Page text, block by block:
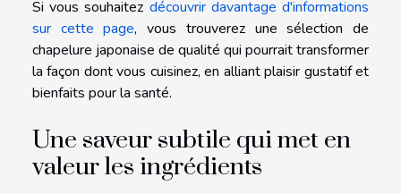
Si vous souhaitez découvrir davantage d'informations
sur cette page, vous trouverez une sélection de
chapelure japonaise de qualité qui pourrait transformer
la façon dont vous cuisinez, en alliant plaisir gustatif et
bienfaits pour la santé.
Une saveur subtile qui met en
valeur les ingrédients